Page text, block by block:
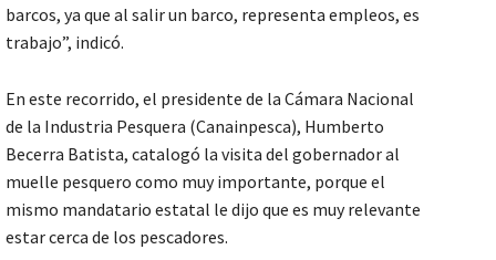
barcos, ya que al salir un barco, representa empleos, es
trabajo”, indicó.
En este recorrido, el presidente de la Cámara Nacional
de la Industria Pesquera (Canainpesca), Humberto
Becerra Batista, catalogó la visita del gobernador al
muelle pesquero como muy importante, porque el
mismo mandatario estatal le dijo que es muy relevante
estar cerca de los pescadores.